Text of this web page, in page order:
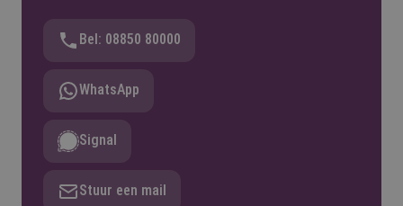
Bel: 08850 80000
WhatsApp
Signal
Stuur een mail